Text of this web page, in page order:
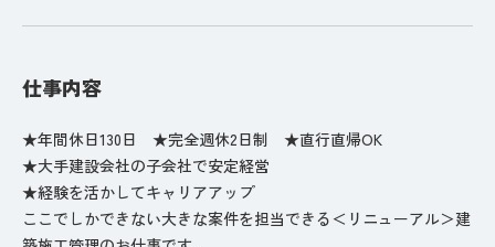
仕事内容
★年間休日130日 ★完全週休2日制 ★直行直帰OK
★大手建設会社の子会社で安定経営
★経験を活かしてキャリアアップ
ここでしかできない大きな案件を担当できる＜リニューアル＞建